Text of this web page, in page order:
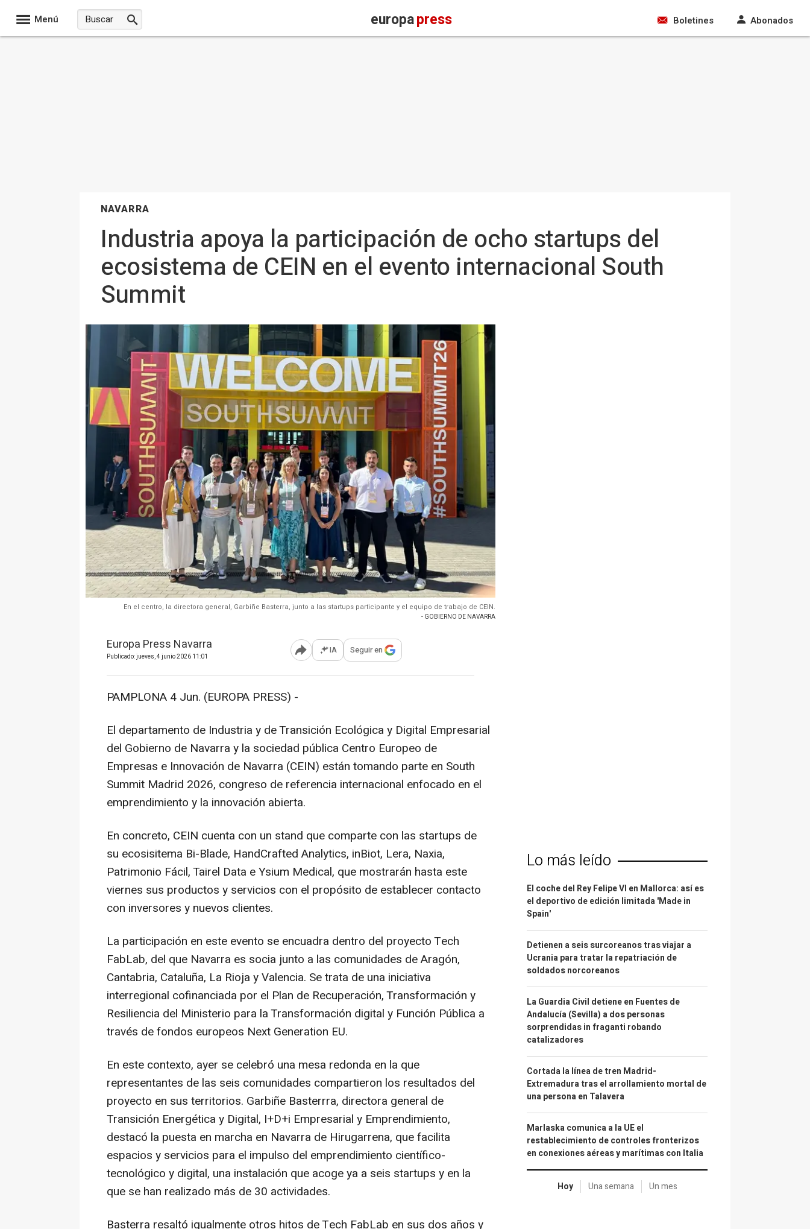
Menú europapress Boletines Abonados
NAVARRA
Industria apoya la participación de ocho startups del
ecosistema de CEIN en el evento internacional South
Summit
En el centro, la directora general, Garbiñe Basterra, junto a las startups participante y el equipo de trabajo de CEIN.
- GOBIERNO DE NAVARRA
Europa Press Navarra
Publicado: jueves, 4 junio 2026 11:01 Abrir opciones para compartir
IA Seguir en
PAMPLONA 4 Jun. (EUROPA PRESS) -
El departamento de Industria y de Transición Ecológica y Digital Empresarial
del Gobierno de Navarra y la sociedad pública Centro Europeo de
Empresas e Innovación de Navarra (CEIN) están tomando parte en South
Summit Madrid 2026, congreso de referencia internacional enfocado en el
emprendimiento y la innovación abierta.
En concreto, CEIN cuenta con un stand que comparte con las startups de
su ecosisitema Bi-Blade, HandCrafted Analytics, inBiot, Lera, Naxia,
Patrimonio Fácil, Tairel Data e Ysium Medical, que mostrarán hasta este
viernes sus productos y servicios con el propósito de establecer contacto
con inversores y nuevos clientes.
La participación en este evento se encuadra dentro del proyecto Tech
FabLab, del que Navarra es socia junto a las comunidades de Aragón,
Cantabria, Cataluña, La Rioja y Valencia. Se trata de una iniciativa
interregional cofinanciada por el Plan de Recuperación, Transformación y
Resiliencia del Ministerio para la Transformación digital y Función Pública a
través de fondos europeos Next Generation EU.
En este contexto, ayer se celebró una mesa redonda en la que
representantes de las seis comunidades compartieron los resultados del
proyecto en sus territorios. Garbiñe Basterrra, directora general de
Transición Energética y Digital, I+D+i Empresarial y Emprendimiento,
destacó la puesta en marcha en Navarra de Hirugarrena, que facilita
espacios y servicios para el impulso del emprendimiento científico-
tecnológico y digital, una instalación que acoge ya a seis startups y en la
que se han realizado más de 30 actividades.
Basterra resaltó igualmente otros hitos de Tech FabLab en sus dos años y
Lo más leído
El coche del Rey Felipe VI en Mallorca: así es
el deportivo de edición limitada 'Made in
Spain'
Detienen a seis surcoreanos tras viajar a
Ucrania para tratar la repatriación de
soldados norcoreanos
La Guardia Civil detiene en Fuentes de
Andalucía (Sevilla) a dos personas
sorprendidas in fraganti robando
catalizadores
Cortada la línea de tren Madrid-
Extremadura tras el arrollamiento mortal de
una persona en Talavera
Marlaska comunica a la UE el
restablecimiento de controles fronterizos
en conexiones aéreas y marítimas con Italia
Hoy Una semana Un mes